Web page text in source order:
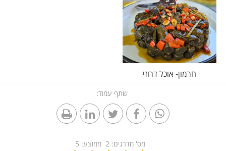
חרמון- אוכל דרוזי
שתף עמוד:
מס' מדרגים:2 ממוצע: 5